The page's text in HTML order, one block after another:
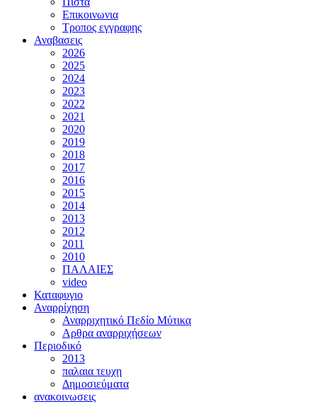
Επικοινωνια
Τροπος εγγραφης
Αναβασεις
2026
2025
2024
2023
2022
2021
2020
2019
2018
2017
2016
2015
2014
2013
2012
2011
2010
ΠΑΛΑΙΕΣ
video
Καταφυγιο
Αναρρίχηση
Αναρριχητικό Πεδίο Μύτικα
Αρθρα αναρριχήσεων
Περιοδικό
2013
παλαια τευχη
Δημοσιεύματα
ανακοινωσεις